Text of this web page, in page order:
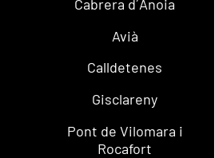
Cabrera d´Anoia
Avià
Calldetenes
Gisclareny
Pont de Vilomara i
Rocafort